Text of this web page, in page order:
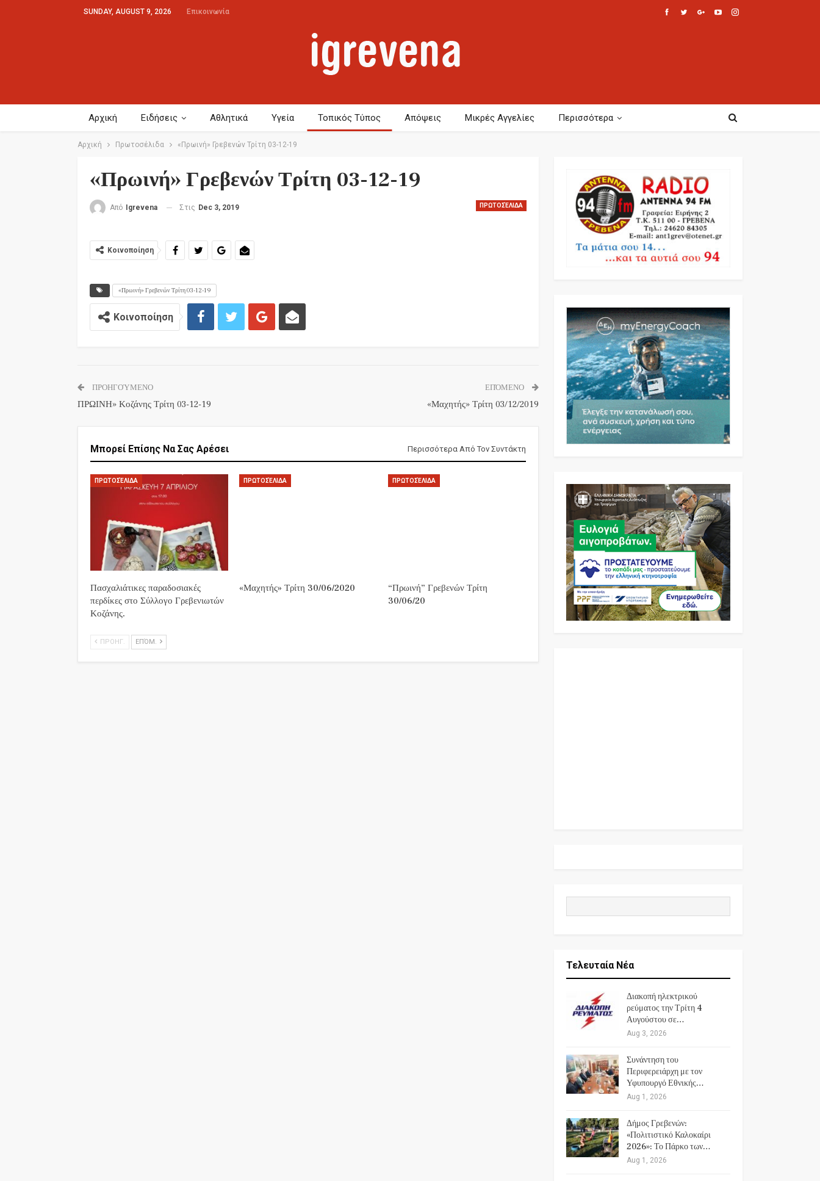
SUNDAY, AUGUST 9, 2026 Επικοινωνία
Αρχική Ειδήσεις Αθλητικά Υγεία Τοπικός Τύπος Απόψεις Μικρές Αγγελίες Περισσότερα
Αρχική Πρωτοσέλιδα «Πρωινή» Γρεβενών Τρίτη 03-12-19
«Πρωινή» Γρεβενών Τρίτη 03-12-19
ΠΡΩΤΟΣΈΛΙΔΑ
Από Igrevena Στις Dec 3, 2019
Κοινοποίηση
«Πρωινή» Γρεβενών Τρίτη 03-12-19
Κοινοποίηση
ΠΡΟΗΓΟΎΜΕΝΟ
ΠΡΩΙΝΗ» Κοζάνης Τρίτη 03-12-19
ΕΠΌΜΕΝΟ
«Μαχητής» Τρίτη 03/12/2019
Μπορεί Επίσης Να Σας Αρέσει Περισσότερα Από Τον Συντάκτη
ΠΡΩΤΟΣΈΛΙΔΑ
Πασχαλιάτικες παραδοσιακές
περδίκες στο Σύλλογο Γρεβενιωτών
Κοζάνης.
ΠΡΩΤΟΣΈΛΙΔΑ
«Μαχητής» Τρίτη 30/06/2020
ΠΡΩΤΟΣΈΛΙΔΑ
“Πρωινή” Γρεβενών Τρίτη
30/06/20
ΠΡΟΗΓ. ΕΠΌΜ.
Τελευταία Νέα
Διακοπή ηλεκτρικού
ρεύματος την Τρίτη 4
Αυγούστου σε…
Aug 3, 2026
Συνάντηση του
Περιφερειάρχη με τον
Υφυπουργό Εθνικής…
Aug 1, 2026
Δήμος Γρεβενών:
«Πολιτιστικό Καλοκαίρι
2026»: Το Πάρκο των…
Aug 1, 2026